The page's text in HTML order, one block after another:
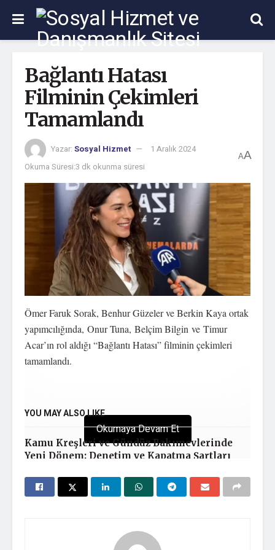
Bağlantı Hatası
Filminin Çekimleri
Tamamlandı
Yazar: Sosyal Hizmet
1 Aralık 2024
Okuma Süresi:3 dk okunma süresi
AA
Ömer Faruk Sorak, Benhur Güzeler ve Berkin Kaya ortak
yapımcılığında, Onur Tuna, Belçim Bilgin ve Timur
Acar’ın rol aldığı “Bağlantı Hatası” filminin çekimleri
tamamlandı.
YOU MAY ALSO LIKE
Kamu Kreşleri ve Gündüz Bakımevlerinde
Yeni Dönem: Denetim ve Kapatma Şartları
2828 Kapsamında Sosyal Atama: Eski
Okumaya Devam Et